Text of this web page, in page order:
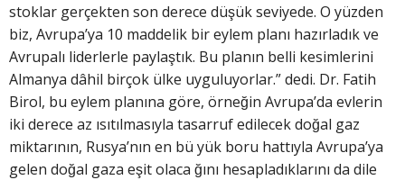
stoklar gerçekten son derece düşük seviyede. O yüzden
biz, Avrupa’ya 10 maddelik bir eylem planı hazırladık ve
Avrupalı liderlerle paylaştık. Bu planın belli kesimlerini
Almanya dâhil birçok ülke uyguluyorlar.” dedi. Dr. Fatih
Birol, bu eylem planına göre, örneğin Avrupa’da evlerin
iki derece az ısıtılmasıyla tasarruf edilecek doğal gaz
miktarının, Rusya’nın en bü yük boru hattıyla Avrupa’ya
gelen doğal gaza eşit olaca ğını hesapladıklarını da dile